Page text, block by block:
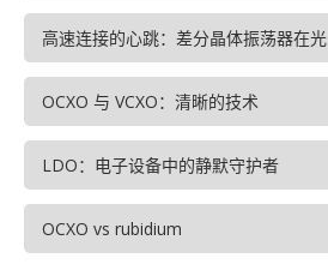
高速连接的心跳：差分晶体振荡器在光
OCXO 与 VCXO：清晰的技术
LDO：电子设备中的静默守护者
OCXO vs rubidium